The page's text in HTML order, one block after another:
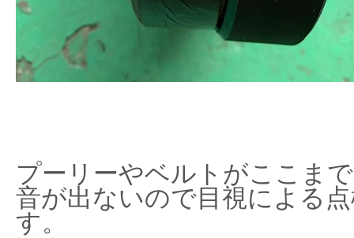
プーリーやベルトがここま
音が出ないので目視による
す。